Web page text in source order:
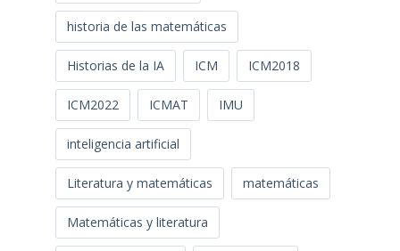
historia de las matemáticas
Historias de la IA ICM ICM2018
ICM2022 ICMAT IMU
inteligencia artificial
Literatura y matemáticas matemáticas
Matemáticas y literatura